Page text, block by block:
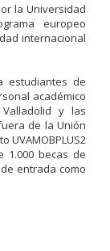
la Universidad
europeo
internacional
estudiantes de
académico
y las
de la Unión
UVAMOBPLUS2
1.000 becas de
entrada como